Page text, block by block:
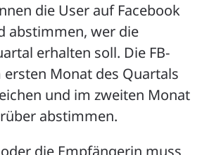
die User auf Facebook
abstimmen, wer die
erhalten soll. Die FB-
Monat des Quartals
und im zweiten Monat
abstimmen.